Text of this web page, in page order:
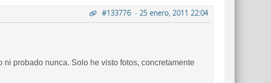
#133776- 25 enero, 2011 22:04
probado nunca. Solo he visto fotos, concretamente